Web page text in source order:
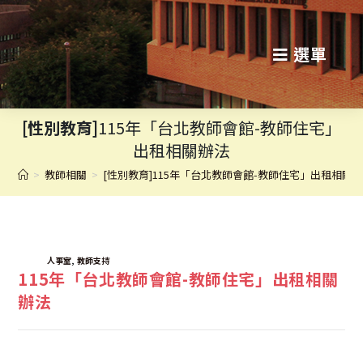
跳
轉
至
主
選單
[性別教育]115年「台北教師會館-教師住宅」
出租相關辦法
> 教師相關 > [性別教育]115年「台北教師會館-教師住宅」出租相關
人事室, 教師支持
115年「台北教師會館-教師住宅」出租相關
辦法